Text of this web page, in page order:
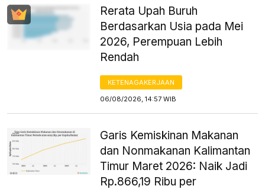
Rerata Upah Buruh
Berdasarkan Usia pada Mei
2026, Perempuan Lebih
Rendah
KETENAGAKERJAAN
06/08/2026, 14:57 WIB
Garis Kemiskinan Makanan
dan Nonmakanan Kalimantan
Timur Maret 2026: Naik Jadi
Rp.866,19 Ribu per